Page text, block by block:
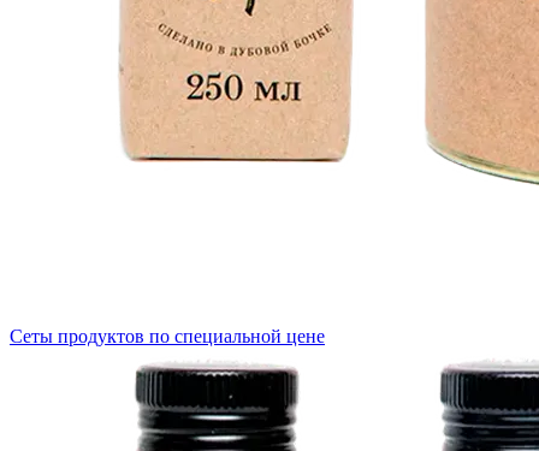
Сеты продуктов по специальной цене